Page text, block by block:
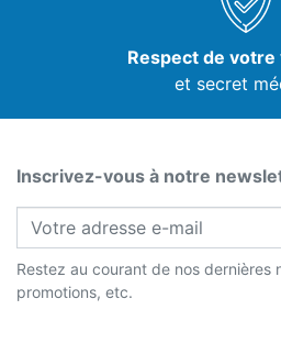
Respect de votre
et secret
Inscrivez-vous à notre
Restez au courant de nos dernières
promotions, etc.